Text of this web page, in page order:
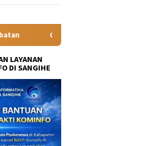
Tiga Pejabat Eselon II Pemprov Sulut,
LAYANAN
DI SANGIHE